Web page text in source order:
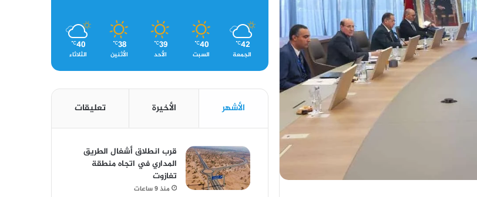
42
℃
الجمعة
40
℃
السبت
39
℃
الأحد
38
℃
الأثنين
40
℃
الثلاثاء
الأشهر الأخيرة تعليقات
قرب انطلاق أشغال الطريق
المداري في اتجاه منطقة
تغازوت
منذ 9 ساعات